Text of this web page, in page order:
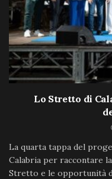
Lo Stretto di
La quarta tappa del
Calabria per raccontare
Stretto e le opportunità